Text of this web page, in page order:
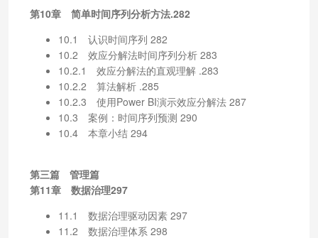
第10章 简单时间序列分析方法.282
10.1 认识时间序列 282
10.2 效应分解法时间序列分析 283
10.2.1 效应分解法的直观理解 .283
10.2.2 算法解析 .285
10.2.3 使用Power BI演示效应分解法 287
10.3 案例：时间序列预测 290
10.4 本章小结 294
第三篇 管理篇
第11章 数据治理297
11.1 数据治理驱动因素 297
11.2 数据治理体系 298